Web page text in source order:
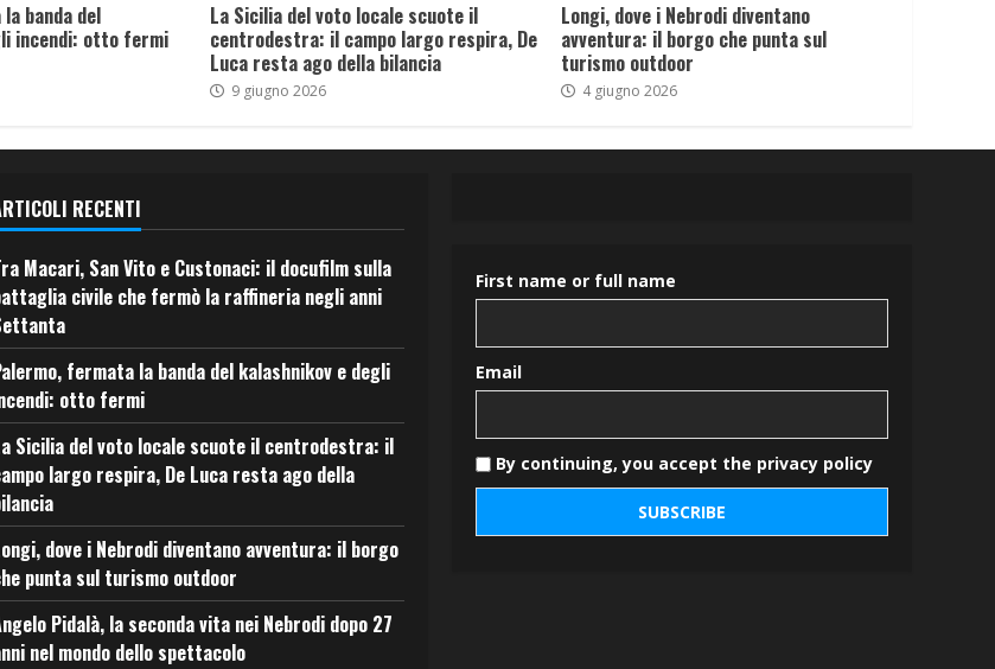
banda del
incendi: otto fermi
La Sicilia del voto locale scuote il
centrodestra: il campo largo respira, De
Luca resta ago della bilancia
9 giugno 2026
Longi, dove i Nebrodi diventano
avventura: il borgo che punta sul
turismo outdoor
4 giugno 2026
RECENTI
Macari, San Vito e Custonaci: il docufilm sulla
civile che fermò la raffineria negli anni
fermata la banda del kalashnikov e degli
otto fermi
Sicilia del voto locale scuote il centrodestra: il
largo respira, De Luca resta ago della
dove i Nebrodi diventano avventura: il borgo
punta sul turismo outdoor
Pidalà, la seconda vita nei Nebrodi dopo 27
nel mondo dello spettacolo
First name or full name
Email
By continuing, you accept the privacy policy